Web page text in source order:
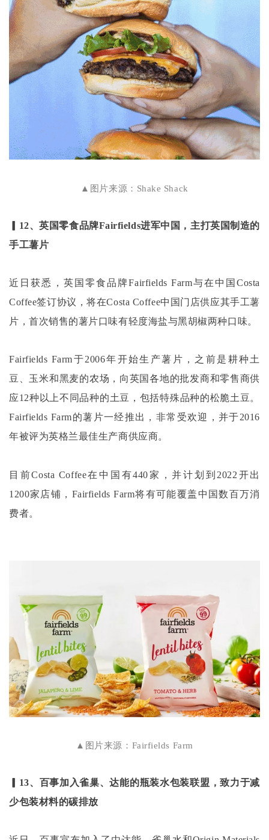
▲图片来源：Shake Shack
▎12、英国零食品牌Fairfields进军中国，主打英国制造的
手工薯片
近日获悉，英国零食品牌Fairfields Farm与在中国Costa
Coffee签订协议，将在Costa Coffee中国门店供应其手工薯
片，首次销售的薯片口味有轻度海盐与黑胡椒两种口味。
Fairfields Farm于2006年开始生产薯片，之前是耕种土
豆、玉米和黑麦的农场，向英国各地的批发商和零售商供
应12种以上不同品种的土豆，包括特殊品种的松脆土豆。
Fairfields Farm的薯片一经推出，非常受欢迎，并于2016
年被评为英格兰最佳生产商供应商。
目前Costa Coffee在中国有440家，并计划到2022开出
1200家店铺，Fairfields Farm将有可能覆盖中国数百万消
费者。
▲图片来源：Fairfields Farm
▎13、百事加入雀巢、达能的瓶装水包装联盟，致力于减
少包装材料的碳排放